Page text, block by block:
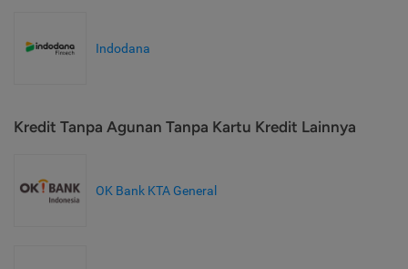
Indodana
Kredit Tanpa Agunan Tanpa Kartu Kredit Lainnya
OK Bank KTA General